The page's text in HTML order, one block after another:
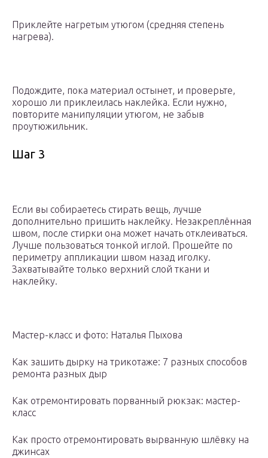
Приклейте нагретым утюгом (средняя степень
нагрева).
Подождите, пока материал остынет, и проверьте,
хорошо ли приклеилась наклейка. Если нужно,
повторите манипуляции утюгом, не забыв
проутюжильник.
Шаг 3
Если вы собираетесь стирать вещь, лучше
дополнительно пришить наклейку. Незакреплённая
швом, после стирки она может начать отклеиваться.
Лучше пользоваться тонкой иглой. Прошейте по
периметру аппликации швом назад иголку.
Захватывайте только верхний слой ткани и
наклейку.
Мастер-класс и фото: Наталья Пыхова
Как зашить дырку на трикотаже: 7 разных способов
ремонта разных дыр
Как отремонтировать порванный рюкзак: мастер-
класс
Как просто отремонтировать вырванную шлёвку на
джинсах